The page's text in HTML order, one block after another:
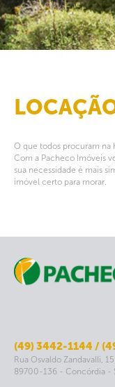
O que todos procuram na
Com a Pacheco Imóveis
sua necessidade é mais
imóvel certo para morar.
(49) 3442-1144 /
Rua Osvaldo Zandavalli,
89700-136 - Concórdia -